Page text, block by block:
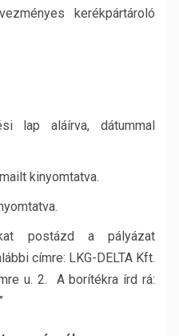
kerékpártároló
lap aláírva, dátummal
kinyomtatva.
postázd a pályázat
címre: LKG-DELTA Kft.
u. 2. A borítékra írd rá: